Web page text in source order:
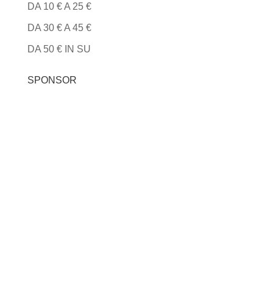
DA 10 € A 25 €
DA 30 € A 45 €
DA 50 € IN SU
SPONSOR